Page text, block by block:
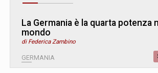
La Germania è la quarta potenza
mondo
di Federica Zambino
GERMANIA